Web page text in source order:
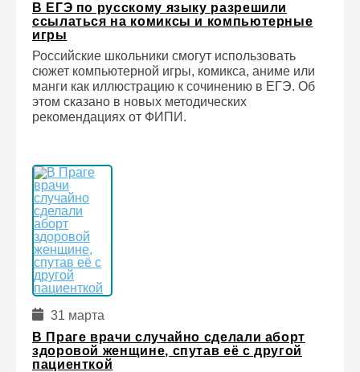
В ЕГЭ по русскому языку разрешили
ссылаться на комиксы и компьютерные
игры
Российские школьники смогут использовать
сюжет компьютерной игры, комикса, аниме или
манги как иллюстрацию к сочинению в ЕГЭ. Об
этом сказано в новых методических
рекомендациях от ФИПИ.
31 марта
В Праге врачи случайно сделали аборт
здоровой женщине, спутав её с другой
пациенткой